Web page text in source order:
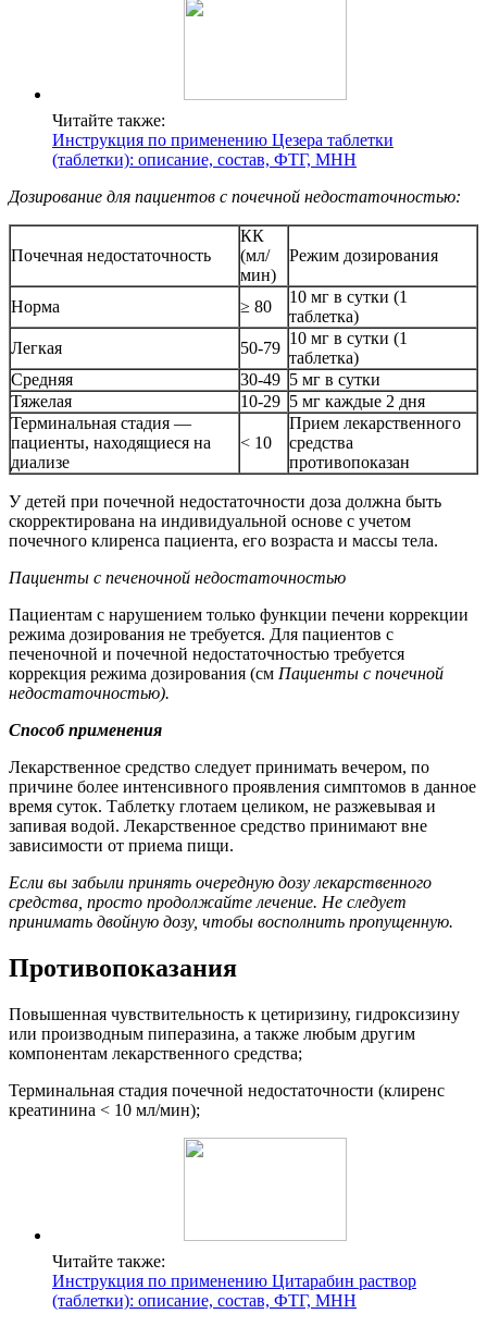
Читайте также:
Инструкция по применению Цезера таблетки
(таблетки): описание, состав, ФТГ, МНН
Дозирование для пациентов с почечной недостаточностью:
Почечная недостаточность
КК
(мл/
мин)
Режим дозирования
Норма ≥ 80
10 мг в сутки (1
таблетка)
Легкая
50-79
10 мг в сутки (1
таблетка)
Средняя
30-49 5 мг в сутки
Тяжелая
10-29 5 мг каждые 2 дня
Терминальная стадия —
пациенты, находящиеся на
диализе
< 10
Прием лекарственного
средства
противопоказан
У детей при почечной недостаточности доза должна быть
скорректирована на индивидуальной основе с учетом
почечного клиренса пациента, его возраста и массы тела.
Пациенты с печеночной недостаточностью
Пациентам с нарушением только функции печени коррекции
режима дозирования не требуется. Для пациентов с
печеночной и почечной недостаточностью требуется
коррекция режима дозирования (см Пациенты с почечной
недостаточностью).
Способ применения
Лекарственное средство следует принимать вечером, по
причине более интенсивного проявления симптомов в данное
время суток. Таблетку глотаем целиком, не разжевывая и
запивая водой. Лекарственное средство принимают вне
зависимости от приема пищи.
Если вы забыли принять очередную дозу лекарственного
средства, просто продолжайте лечение. Не следует
принимать двойную дозу, чтобы восполнить пропущенную.
Противопоказания
Повышенная чувствительность к цетиризину, гидроксизину
или производным пиперазина, а также любым другим
компонентам лекарственного средства;
Терминальная стадия почечной недостаточности (клиренс
креатинина < 10 мл/мин);
Читайте также:
Инструкция по применению Цитарабин раствор
(таблетки): описание, состав, ФТГ, МНН